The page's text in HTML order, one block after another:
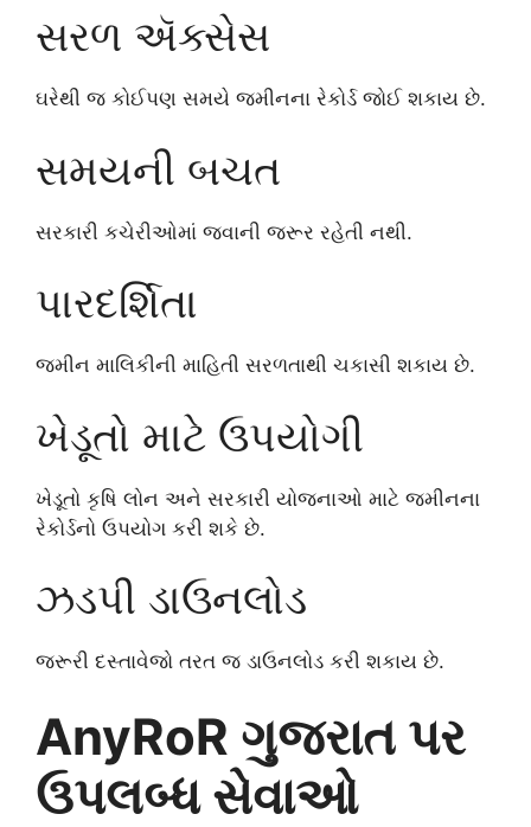
સરળ ઍક્સેસ
ઘરેથી જ કોઈપણ સમયે જમીનના રેકોર્ડ જોઈ શકાય છે.
સમયની બચત
સરકારી કચેરીઓમાં જવાની જરૂર રહેતી નથી.
પારદર્શિતા
જમીન માલિકીની માહિતી સરળતાથી ચકાસી શકાય છે.
ખેડૂતો માટે ઉપયોગી
ખેડૂતો કૃષિ લોન અને સરકારી યોજનાઓ માટે જમીનના
રેકોર્ડનો ઉપયોગ કરી શકે છે.
ઝડપી ડાઉનલોડ
જરૂરી દસ્તાવેજો તરત જ ડાઉનલોડ કરી શકાય છે.
AnyRoR ગુજરાત પર
ઉપલબ્ધ સેવાઓ